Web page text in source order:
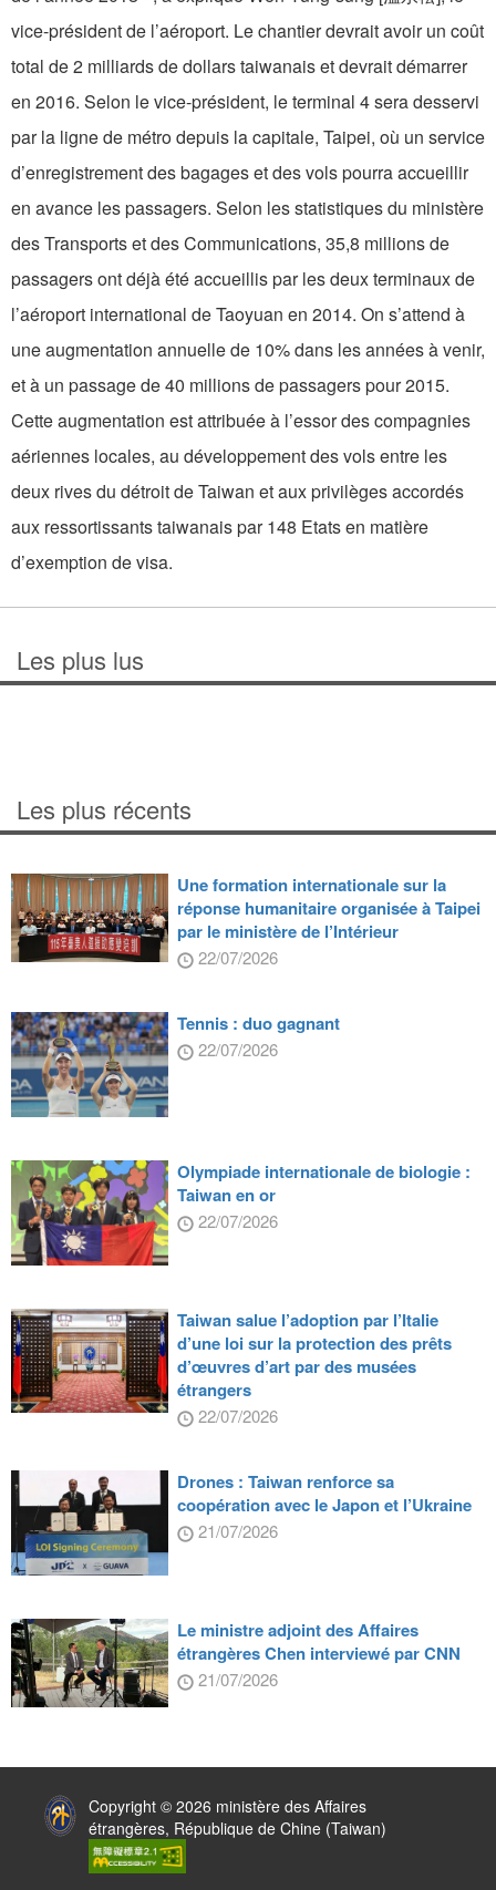
vice-président de l’aéroport. Le chantier devrait avoir un coût
total de 2 milliards de dollars taiwanais et devrait démarrer
en 2016. Selon le vice-président, le terminal 4 sera desservi
par la ligne de métro depuis la capitale, Taipei, où un service
d’enregistrement des bagages et des vols pourra accueillir
en avance les passagers. Selon les statistiques du ministère
des Transports et des Communications, 35,8 millions de
passagers ont déjà été accueillis par les deux terminaux de
l’aéroport international de Taoyuan en 2014. On s’attend à
une augmentation annuelle de 10% dans les années à venir,
et à un passage de 40 millions de passagers pour 2015.
Cette augmentation est attribuée à l’essor des compagnies
aériennes locales, au développement des vols entre les
deux rives du détroit de Taiwan et aux privilèges accordés
aux ressortissants taiwanais par 148 Etats en matière
d’exemption de visa.
Les plus lus
Les plus récents
Une formation internationale sur la
réponse humanitaire organisée à Taipei
par le ministère de l’Intérieur
22/07/2026
Tennis : duo gagnant
22/07/2026
Olympiade internationale de biologie :
Taiwan en or
22/07/2026
Taiwan salue l’adoption par l’Italie
d’une loi sur la protection des prêts
d’œuvres d’art par des musées
étrangers
22/07/2026
Drones : Taiwan renforce sa
coopération avec le Japon et l’Ukraine
21/07/2026
Le ministre adjoint des Affaires
étrangères Chen interviewé par CNN
21/07/2026
Copyright © 2026 ministère des Affaires
étrangères, République de Chine (Taiwan)